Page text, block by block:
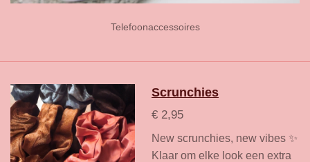
Telefoonaccessoires
Scrunchies
€ 2,95
New scrunchies, new vibes ✨
Klaar om elke look een extra